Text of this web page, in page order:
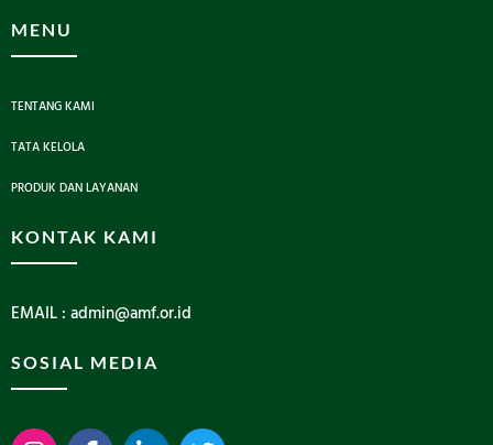
MENU
TENTANG KAMI
TATA KELOLA
PRODUK DAN LAYANAN
KONTAK KAMI
EMAIL : admin@amf.or.id
SOSIAL MEDIA